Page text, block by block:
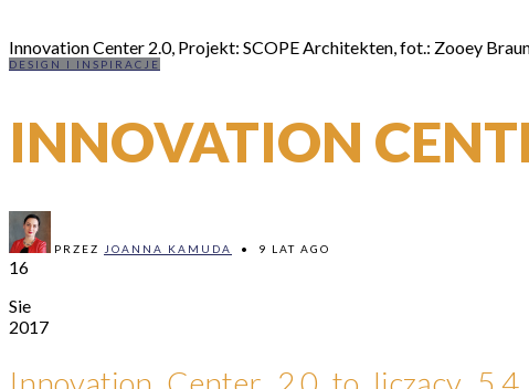
Innovation Center 2.0, Projekt: SCOPE Architekten, fot.: Zooey
DESIGN I INSPIRACJE
INNOVATION
PRZEZ JOANNA KAMUDA • 9 LAT AGO
16
Sie
2017